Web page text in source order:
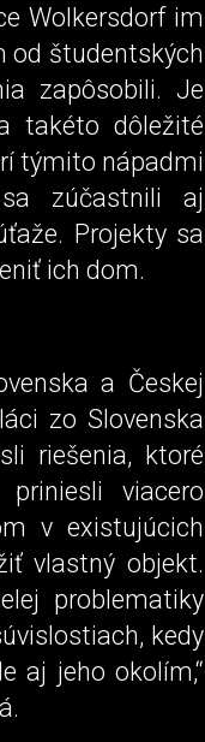
Wolkersdorf im
od študentských
zapôsobili. Je
takéto dôležité
týmito nápadmi
sa zúčastnili aj
Projekty sa
ich dom.
a Českej
zo Slovenska
riešenia, ktoré
viacero
v existujúcich
vlastný objekt.
problematiky
kedy
aj jeho okolím,“